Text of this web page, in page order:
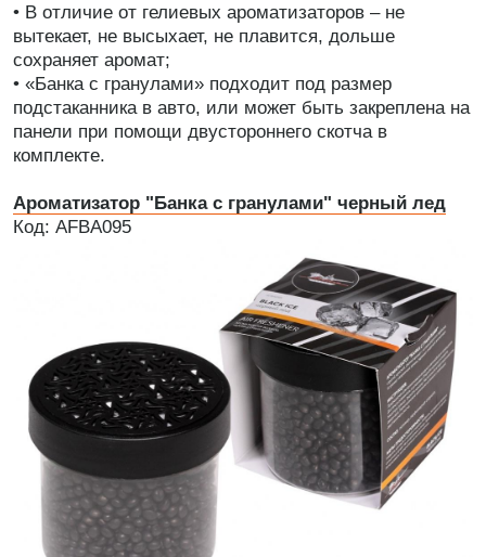
• В отличие от гелиевых ароматизаторов – не
вытекает, не высыхает, не плавится, дольше
сохраняет аромат;
• «Банка с гранулами» подходит под размер
подстаканника в авто, или может быть закреплена на
панели при помощи двустороннего скотча в
комплекте.
Ароматизатор "Банка с гранулами" черный лед
Код: AFBA095